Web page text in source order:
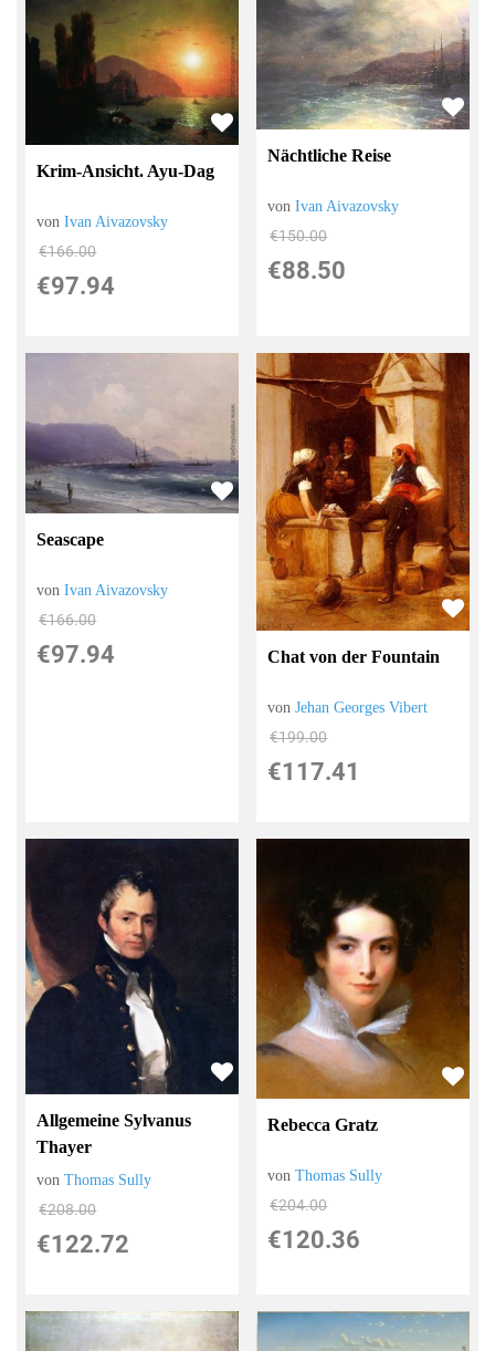
Krim-Ansicht. Ayu-Dag
vonIvan Aivazovsky
€166.00
€97.94
Nächtliche Reise
vonIvan Aivazovsky
€150.00
€88.50
Seascape
vonIvan Aivazovsky
€166.00
€97.94 Chat von der Fountain
vonJehan Georges Vibert
€199.00
€117.41
Allgemeine Sylvanus
Thayer
vonThomas Sully
€208.00
€122.72
Rebecca Gratz
vonThomas Sully
€204.00
€120.36